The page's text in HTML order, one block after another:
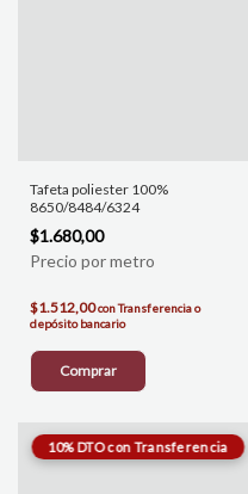
Tafeta poliester 100%
8650/8484/6324
$1.680,00
$1.512,00conTransferencia o
depósito bancario
Comprar